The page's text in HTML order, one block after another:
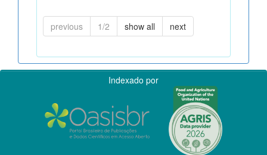
previous 1/2 show all next
Indexado por